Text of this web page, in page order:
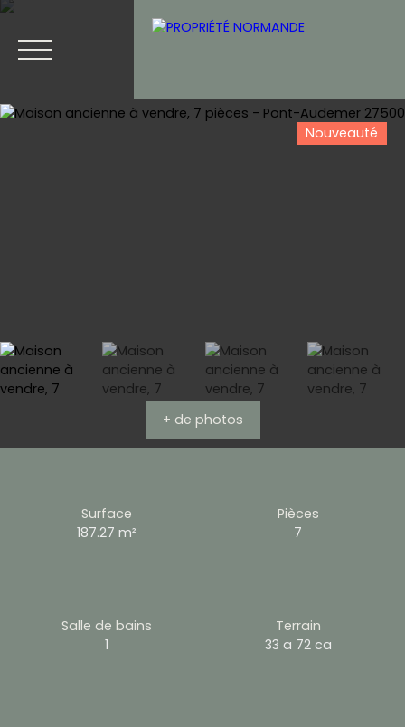
Nouveauté
+ de photos
Surface
187.27m²
Pièces
7
Salle de bains
1
Terrain
33 a 72 ca